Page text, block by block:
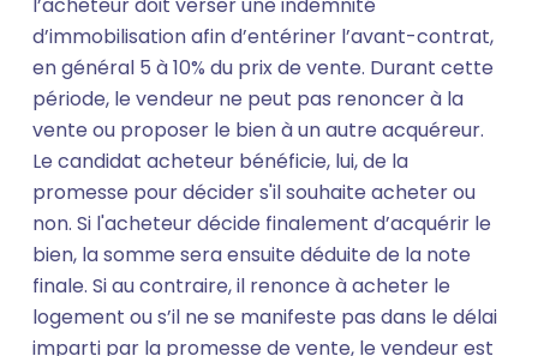
d’immobilisation afin d’entériner l’avant-contrat,
en général 5 à 10% du prix de vente. Durant cette
période, le vendeur ne peut pas renoncer à la
vente ou proposer le bien à un autre acquéreur.
Le candidat acheteur bénéficie, lui, de la
promesse pour décider s'il souhaite acheter ou
non. Si l'acheteur décide finalement d’acquérir le
bien, la somme sera ensuite déduite de la note
finale. Si au contraire, il renonce à acheter le
logement ou s’il ne se manifeste pas dans le délai
imparti par la promesse de vente, le vendeur est